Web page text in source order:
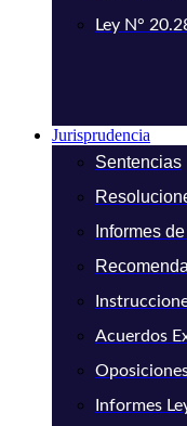
Ley N°
Jurisprudencia
Sentencias
Informes
Acuerdos
Informes